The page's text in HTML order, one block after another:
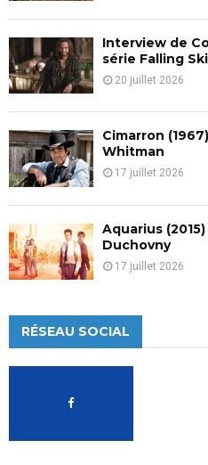
Interview de
série Falling
20 juillet 2026
Cimarron
Whitman
17 juillet 2026
Aquarius
Duchovny
17 juillet 2026
RÉSEAU SOCIAL